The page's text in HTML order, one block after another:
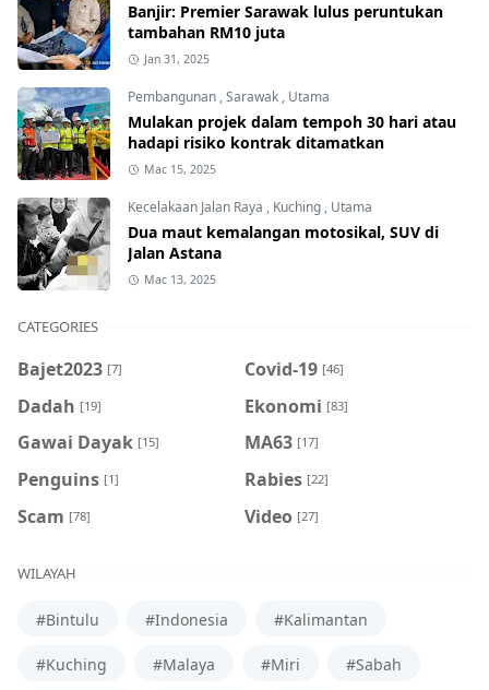
Banjir: Premier Sarawak lulus peruntukan
tambahan RM10 juta
Jan 31, 2025
Pembangunan ,Sarawak , Utama
Mulakan projek dalam tempoh 30 hari atau
hadapi risiko kontrak ditamatkan
Mac 15, 2025
Kecelakaan Jalan Raya , Kuching , Utama
Dua maut kemalangan motosikal, SUV di
Jalan Astana
Mac 13, 2025
CATEGORIES
Bajet2023 [7] Covid-19 [46]
Dadah [19] Ekonomi [83]
Gawai Dayak [15] MA63 [17]
Penguins [1] Rabies [22]
Scam [78] Video [27]
WILAYAH
#Bintulu #Indonesia #Kalimantan
#Kuching #Malaya #Miri #Sabah